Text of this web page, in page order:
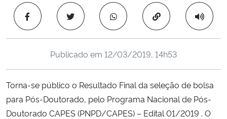
Ministério da Cidadania
Ministério da Saúde
Ministério de Minas e Energia
Ministério da Ciência, Tecnologia, Inovações e Comunicações
Ministério do Meio Ambiente
Copiar para área
Publicado em 12/03/2019, 14h53
Torna-se público o Resultado Final da seleção de bolsa
para Pós-Doutorado, pelo Programa Nacional de Pós-
Doutorado CAPES (PNPD/CAPES) – Edital 01/2019 . O